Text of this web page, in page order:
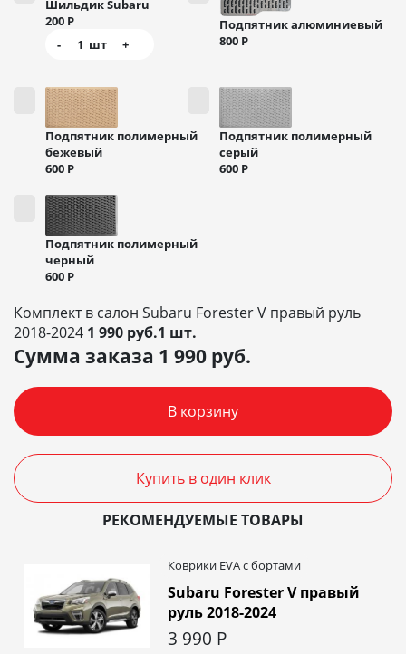
Шильдик Subaru
200 Р
-
1 шт +
Подпятник алюминиевый
800 Р
Подпятник полимерный
бежевый
600 Р
Подпятник полимерный
серый
600 Р
Подпятник полимерный
черный
600 Р
Комплект в салон Subaru Forester V правый руль
2018-2024 1 990 руб.1 шт.
Сумма заказа 1 990 руб.
В корзину
Купить в один клик
РЕКОМЕНДУЕМЫЕ ТОВАРЫ
Коврики EVA c бортами
Subaru Forester V правый
руль 2018-2024
3 990 Р